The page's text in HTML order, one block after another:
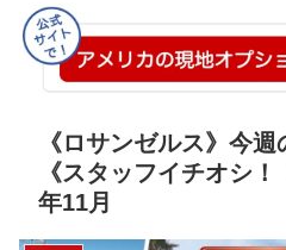
《ロサンゼルス》今
《スタッフイチオシ
年11月